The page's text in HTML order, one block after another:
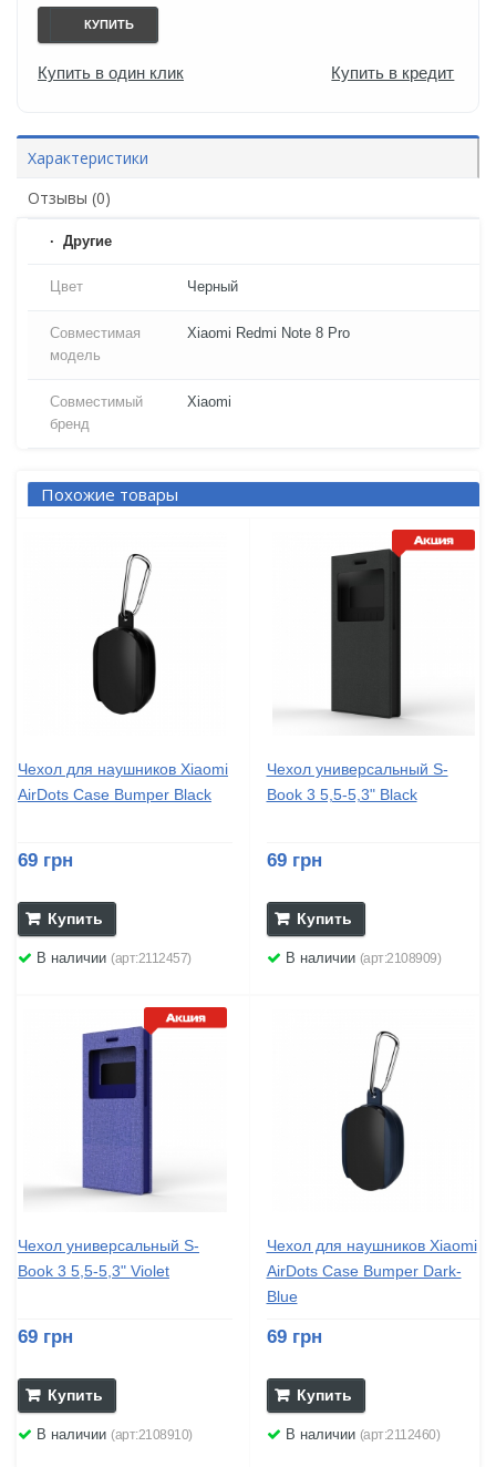
КУПИТЬ
Купить в один клик Купить в кредит
Характеристики
Отзывы (0)
Другие
Цвет Черный
Совместимая
модель
Xiaomi Redmi Note 8 Pro
Совместимый
бренд
Xiaomi
Похожие товары
Чехол для наушников Xiaomi
AirDots Case Bumper Black
69 грн
Купить
В наличии (арт:2112457)
Чехол универсальный S-
Book 3 5,5-5,3" Black
69 грн
Купить
В наличии (арт:2108909)
Чехол универсальный S-
Book 3 5,5-5,3" Violet
69 грн
Купить
В наличии (арт:2108910)
Чехол для наушников Xiaomi
AirDots Case Bumper Dark-
Blue
69 грн
Купить
В наличии (арт:2112460)